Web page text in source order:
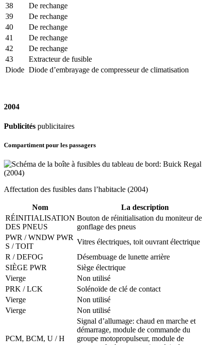
38
De rechange
39
De rechange
40
De rechange
41
De rechange
42
De rechange
43
Extracteur de fusible
Diode Diode d’embrayage de compresseur de climatisation
2004
Publicités publicitaires
Compartiment pour les passagers
Affectation des fusibles dans l’habitacle (2004)
Nom
La description
RÉINITIALISATION
DES PNEUS
Bouton de réinitialisation du moniteur de
gonflage des pneus
PWR / WNDW PWR
S / TOIT
Vitres électriques, toit ouvrant électrique
R / DEFOG
Désembuage de lunette arrière
SIÈGE PWR
Siège électrique
Vierge
Non utilisé
PRK / LCK
Solénoïde de clé de contact
Vierge
Non utilisé
Vierge
Non utilisé
PCM, BCM, U / H
Signal d’allumage: chaud en marche et
démarrage, module de commande du
groupe motopropulseur, module de